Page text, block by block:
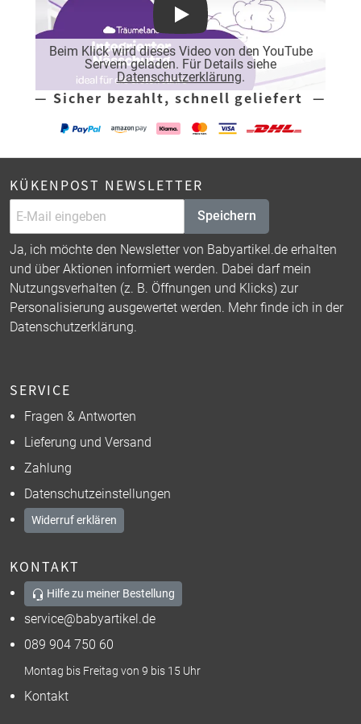
Beim Klick wird dieses Video von den YouTube
Servern geladen. Für Details siehe
Datenschutzerklärung.
Play
— Sicher bezahlt, schnell geliefert —
KÜKENPOST NEWSLETTER
Speichern
Ja, ich möchte den Newsletter von Babyartikel.de erhalten
und über Aktionen informiert werden. Dabei darf mein
Nutzungsverhalten (z. B. Öffnungen und Klicks) zur
Personalisierung ausgewertet werden. Mehr finde ich in der
Datenschutzerklärung.
SERVICE
Fragen & Antworten
Lieferung und Versand
Zahlung
Datenschutzeinstellungen
Widerruf erklären
KONTAKT
Hilfe zu meiner Bestellung
service@babyartikel.de
089 904 750 60
Montag bis Freitag von 9 bis 15 Uhr
Kontakt